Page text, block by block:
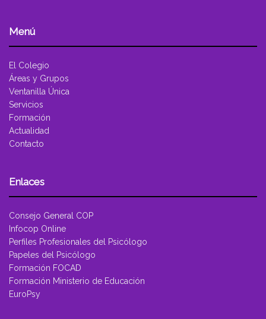
Menú
El Colegio
Áreas y Grupos
Ventanilla Única
Servicios
Formación
Actualidad
Contacto
Enlaces
Consejo General COP
Infocop Online
Perfiles Profesionales del Psicólogo
Papeles del Psicólogo
Formación FOCAD
Formación Ministerio de Educación
EuroPsy